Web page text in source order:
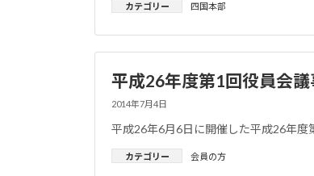
カテゴリー 四国本部
平成26年度第1回役員会議
2014年7月4日
平成26年6月6日に開催した平成26年度
カテゴリー 会員の方